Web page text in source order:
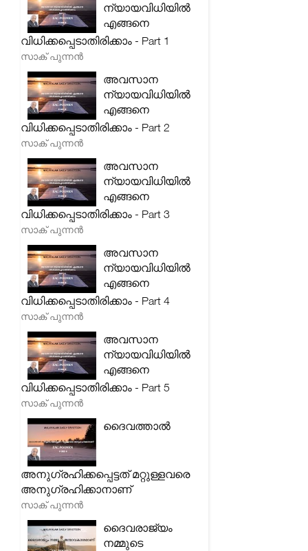
ന്യായവിധിയിൽ
എങ്ങനെ
വിധിക്കപ്പെടാതിരിക്കാം - Part 1
സാക് പുന്നൻ
അവസാന
ന്യായവിധിയിൽ
എങ്ങനെ
വിധിക്കപ്പെടാതിരിക്കാം - Part 2
സാക് പുന്നൻ
അവസാന
ന്യായവിധിയിൽ
എങ്ങനെ
വിധിക്കപ്പെടാതിരിക്കാം - Part 3
സാക് പുന്നൻ
അവസാന
ന്യായവിധിയിൽ
എങ്ങനെ
വിധിക്കപ്പെടാതിരിക്കാം - Part 4
സാക് പുന്നൻ
അവസാന
ന്യായവിധിയിൽ
എങ്ങനെ
വിധിക്കപ്പെടാതിരിക്കാം - Part 5
സാക് പുന്നൻ
ദൈവത്താൽ
അനുഗ്രഹിക്കപ്പെട്ടത് മറ്റുള്ളവരെ
അനുഗ്രഹിക്കാനാണ്
സാക് പുന്നൻ
ദൈവരാജ്യം
നമ്മുടെ